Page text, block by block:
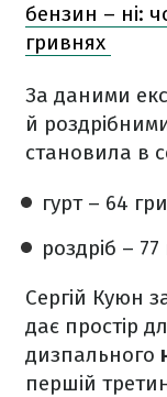
бензин – ні:
гривнях
За даними
й
становила в
гурт – 64
роздріб –
Сергій Куюн
дає простір
дизпального
першій